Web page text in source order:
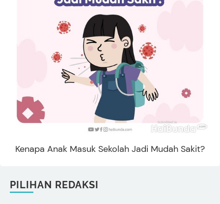
Kenapa Anak Masuk Sekolah Jadi Mudah Sakit?
PILIHAN REDAKSI